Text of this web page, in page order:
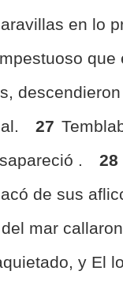
en lo
que
27
.
28
de sus
mar
y El